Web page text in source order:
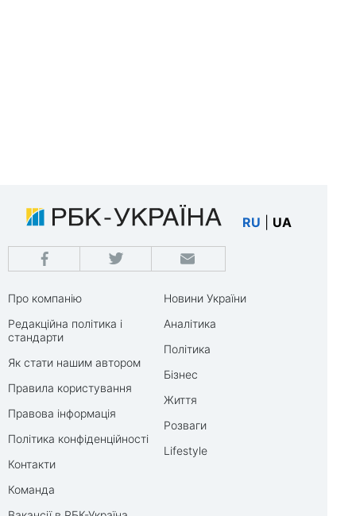
RU UA
Про компанію
Редакційна політика і
стандарти
Як стати нашим автором
Правила користування
Правова інформація
Політика конфіденційності
Контакти
Команда
Новини України
Аналітика
Політика
Бізнес
Життя
Розваги
Lifestyle